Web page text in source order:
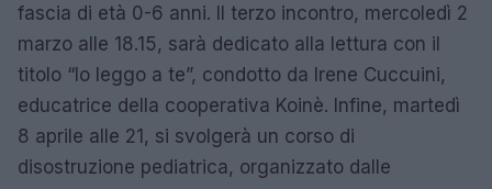
fascia di età 0-6 anni. Il terzo incontro, mercoledì 2
marzo alle 18.15, sarà dedicato alla lettura con il
titolo “Io leggo a te”, condotto da Irene Cuccuini,
educatrice della cooperativa Koinè. Infine, martedì
8 aprile alle 21, si svolgerà un corso di
disostruzione pediatrica, organizzato dalle